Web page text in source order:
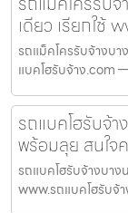
เดียว เรียกใช้
รถแม็คโครรับจ้างบา
แบคโฮรับจ้าง.com
รถแบคโฮรับจ้า
พร้อมลุย สนใจ
รถแบคโฮรับจ้างบาง
www.รถแบคโฮรับจ้